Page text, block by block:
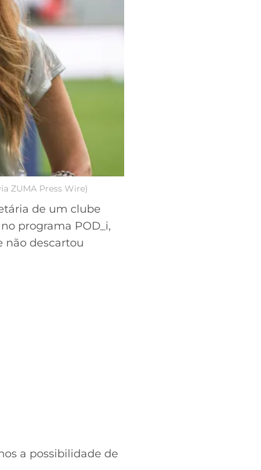
ZUMA Press Wire)
de um clube
programa POD_i,
não descartou
a possibilidade de